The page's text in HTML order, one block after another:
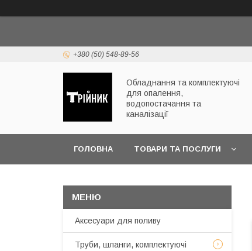
+380 (50) 548-89-56
Обладнання та комплектуючі
для опалення,
водопостачання та
каналізації
ГОЛОВНА ТОВАРИ ТА ПОСЛУГИ
Аксесуари для поливу
Труби, шланги, комплектуючі